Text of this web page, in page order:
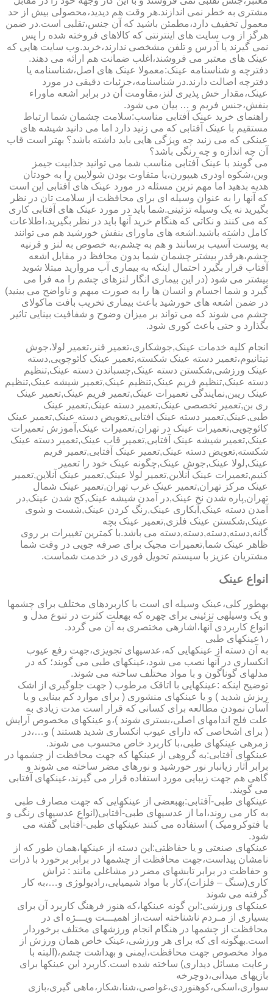
مشتری به خطر نمی اندازند.هر وقت هم دیدید،محصولی بیش از حد
معمول تخفیف دارد،مطمئن باشید که آن جنس،تقلبی است.در ضمن
هرگز از وب سایت های اینترنتی که کالاهای فروخته شده را پس
نمی گیرند یا آدرس و تلفن مشخصی ندارند،خرید.وب سایت هایی که
عینک های معتبر می فروشند،اغلب ضمانت هم ارائه می دهند.
دفترچه و شناسنامه عینک:معمولا عینک های اصل،شناسنامه یا
دفترچه اصالت دارند.در شناسنامه،جزئیات دقیقی در مورد
عینک،مقدار خش پذیری لنز،مقاومت آن در برابر اشعه ماوراء
بنفش،جنس فریم و … بیان می شود.
راهنمای خرید عینک آفتابی مناسب:سلامت چشمان شما ارتباط
مستقیم با عینک آفتابی که می زنید دارد اما می دانید شیشه های
عینکی که می زنید چه ویژگی هایی باید داشته باشد؟ بهتر است قاب
آن چه اندازه و چه رنگی باشد؟
می گویند با عینک آفتابی مناسب شما می توانید جذابیت جیمز
وین،شکوه اودری هیپورن،یا متفاوت بودن شولاپین را به خودتان
هدیه بدهید اما مهم ترین مسئله در مورد عینک های آفتابی این است
که آنها را به عنوان وسیله ای برای محافظت از سلامت تان در نظر
بگیرید نه یک وسیله تزئینی.شما باید در مورد عینک های آفتابی کاری
که می کنند و نکاتی که هنگام خرید آنها باید در نظر بگیرید،اطلاعات
کامل داشته باشید.اشعه های ماورای بنفش خورشید هم می توانند
به پوست آسیب برسانند و هم به چشم،به خصوص به لنز و قرنیه
چشم،هرقدر بیشتر چشمان شما بدون محافظ در مقابل اشعه
آفتاب قرار بگیرد احتمال اینکه به بیماری آب مروارید مبتلا شوید
بیشتر می شود (در این بیماری انگار لنزهای چشم را مه فرا می
گیرد و شما اجسام و انسان ها را به صورت مبهم و ناواضح می بینید)
در ضمن اشعه های خورشید باعث بیماری تخریب بافت ماکولای
چشم می شوند که می تواند بر میزان وضوح و شفافیت بینایی تاثیر
بگذارد و حتی باعث کوری شود.
انجام کلیه خدمات عینک,جوشکاری،تعمیر فنر،تعمیر لولا،جوش
تیتانیوم،تعمیر دسته عینک شکسته,تعمیر عینک کائوچویی,دسته
عینک ورزشی,شکستن دسته عینک,چسباندن دسته عینک,تنظیم
دسته عینک,تنظیم فریم عینک,تنظیم عینک,تعمیر شیشه عینک,تنظیم
عینک ریبن,نمایندگی تعمیرات عینک,تعمیر فریم عینک,تعمیر عینک
ری بن,تعمیر تخصصی عینک,تعمیر دسته عینک,تعمیر عینک
طبی,عینک,تعمیر دسته عینک افتابی,تعویض دسته عینک,تعمیر عینک
کائوچویی,تعمیرات عینک در تهران,تعمیرات عینک,آموزش تعمیرات
عینک,تعمیر شیشه عینک آفتابی,تعمیر قاب عینک,تعمیر دسته عینک
شکسته,تعویض دسته عینک,تعمیر عینک آفتابی,تعمیر فریم
عینک,لولا عینک,جوش عینک,چگونه عینک خود را تعمیر
کنیم,تعمیرات عینک آنلاین,تعمیر لولا عینک,تعمیر عینک آنلاین,تعمیر
عینک مرکز تهران,تعمیر عینک غرب تهران,تعمیر عینک شمال
تهران,پاره شدن نخ عینک,در آمدن شیشه عینک,کج شدن عینک,در
آمدن دسته عینک,آبکاری عینک,رنگ کردن عینک,شست و شوی
عینک,شکستن عینک فلزی,تعمیر عینک بچه
گانه,دسته,دسته,دسته,دسته می باشد.با کمترین تغییرات بر روی
ظاهر عینک شما,تعمیرات مجیک برای صرفه جویی در وقت شما
مشتریان عزیز با سیستم تحویل فوری در خدمت شماست.
انواع عینک
به­طور کلی،عینک وسیله ای است با کاربردهای مختلف برای چشمها
و یک وسیله­ی تزئینی برای چهره که به­علت کثرت در تنوع مدل و
انواع کاربردی آنها،اشاره­ی مختصری به آن می گردد.
۱٫عینکهای طبی
به آن دسته از عینکهایی که،عدسیهای تجویزی،جهت رفع عیوب
انکساری در آنها نصب می شود،عینکهای طبی می گویند؛ که در
مدلهای گوناگون و با مواد مختلف ساخته می شوند.
توضیح اینکه :عینکهایی با اتاقک مرطوب ( جهت جلوگیری از اشک
ریزش شدید ) و یا عینکهای منشوری ( برای موارد کم بینایی و یا
آسان نمودن مطالعه برای کسانی که قرار است مدت زیادی به
علت فلج اندامهای اصلی،بستری شوند )،و عینکهای مخصوص آرایش
( برای اشخاصی که دارای عیوب انکساری شدید هستند ) و…،در
زمره­ی عینکهای طبی،با کاربرد خاص محسوب می شوند.
عینکهای آفتابی:به گروهی از عینکها که جهت محافظت از چشمها در
برابر آثار زیانبار نور خورشید و نورهای مضر ساخته می شوند و
گاهی هم جهت زیبایی مورد استفاده قرار می گیرند،عینکهای آفتابی
می گویند.
عینکهای طبی-آفتابی:به­بعضی از عینکهایی که جهت مصارف طبی
به کار می روند،اما از عدسیهای طبی-آفتابی(انواع عدسیهای رنگی و
یا فتوکرومیک ) استفاده می کنند عینکهای طبی-آفتابی گفته می
شود.
عینکهای صنعتی و یا حفاظتی:این دسته از عینکها،همان طور که از
نامشان پیداست،جهت محافظت از چشمها در برابر برخورد با ذرات
و حفاظت در برابر تابشهای مضر در مشاغلی مانند : تراش
کاری(سنگ – فلزات)،کار با مواد شیمیایی،رادیولوژی و…،به کار
گرفته می شوند
عینکهای ورزشی:این گونه عینکها،که هنوز فرهنگ کاربرد آن برای
بسیاری از مـردم ناشناخته است،از اهمیـــت ویـــژه ای در
محافظت از چشمها در هنگام انجام ورزشهای مختلف برخوردار
است.به­گونه ای که برای هر ورزشی،عینک خاص همان ورزش از
مواد مخصوص جهت محافظت،ایمنی و بهداشت چشم،(البته با
رعایت مسائل دیداری) ساخته شده است.کاربرد این عینکها برای
بازیهای میدانی،دوچرخه
سواری،اسکی،کوهنوردی،غواصی،شنا،شکار،ماهی گیری،بازی